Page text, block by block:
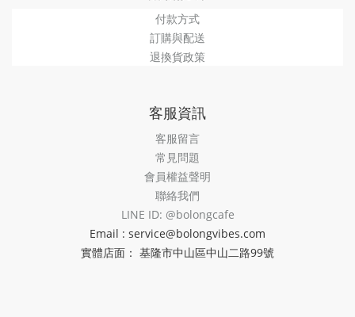
付款方式
訂購與配送
退換貨政策
客服資訊
客服留言
常見問題
會員權益聲明
聯絡我們
LINE ID: @bolongcafe
Email : service@bolongvibes.com
實體店面： 基隆市中山區中山二路99號